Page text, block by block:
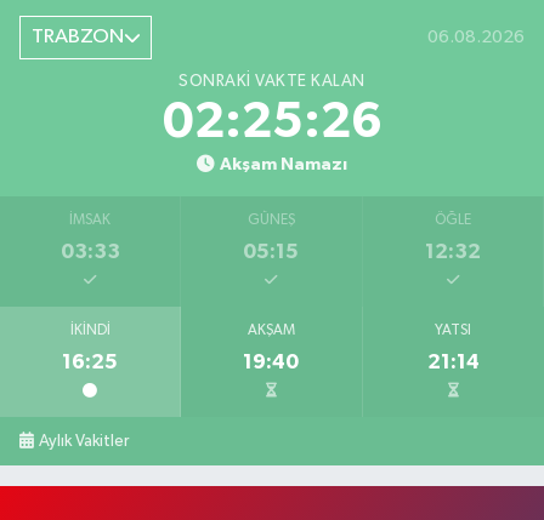
TRABZON 06.08.2026
SONRAKI VAKTE KALAN
02:25:25
Akşam Namazı
İMSAK
03:33
GÜNEŞ
05:15
ÖĞLE
12:32
İKINDI
16:25
AKŞAM
19:40
YATSI
21:14
Aylık Vakitler